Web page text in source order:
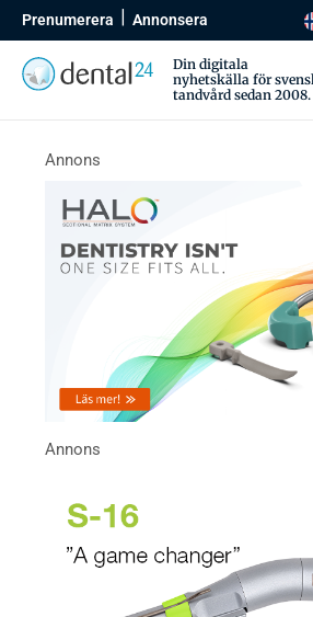
Prenumerera Annonsera
Din digitala
nyhetskälla för
tandvård sedan 2008.